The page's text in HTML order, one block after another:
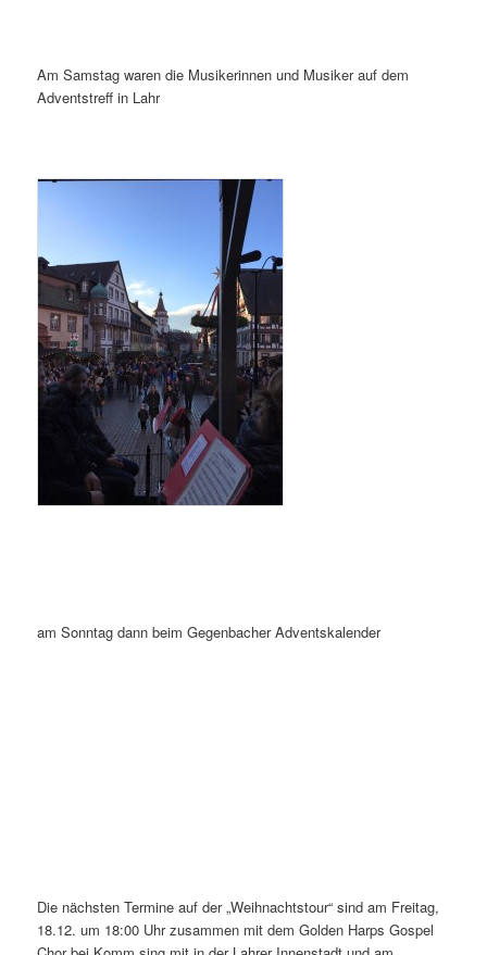
Am Samstag waren die Musikerinnen und Musiker auf dem
Adventstreff in Lahr
am Sonntag dann beim Gegenbacher Adventskalender
Die nächsten Termine auf der „Weihnachtstour“ sind am Freitag,
18.12. um 18:00 Uhr zusammen mit dem Golden Harps Gospel